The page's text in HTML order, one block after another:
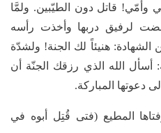
وأُمّي! قاتل دون الطيّبين. ولمَّا
لرفيق دربها وأخذت رأسه
هنيئاً لك الجنة! ولشدّة
أسأل الله الذي رزقك الجنّة أن
دعوتها المباركة.
المطيع (فتى قُتِل أبوه في